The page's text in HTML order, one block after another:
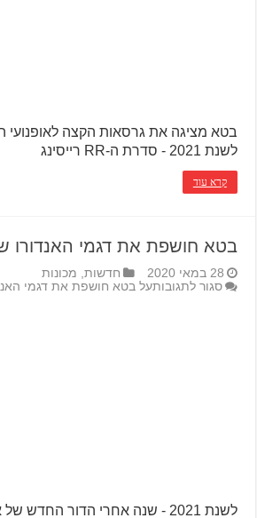
בטא מציגה את גרסאות הקצה לאופנועי
לשנת 2021 - סדרת ה-RR רייסינג
קרא עוד
בטא חושפת את דגמי האנדורו של
28 במאי 2020 חדשות מכונות
סגור לתגובותעל בטא חושפת את דגמי
לשנת 2021 - שנה אחרי הדור החדש